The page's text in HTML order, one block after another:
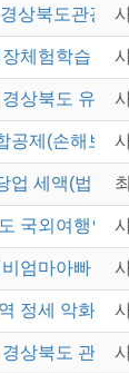
상북도관광
체험학습 안
상북도 유니
공제(손해보험)
업 세액(법인
국외여행인
엄마아빠 행
정세 악화에
상북도 관광